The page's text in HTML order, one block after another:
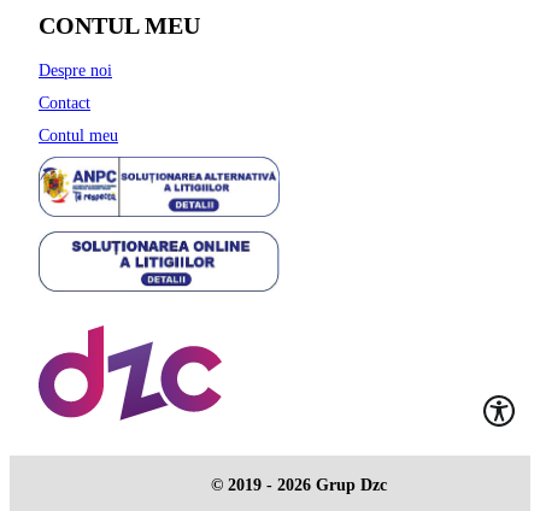
CONTUL MEU
Despre noi
Contact
Contul meu
© 2019 - 2026 Grup Dzc